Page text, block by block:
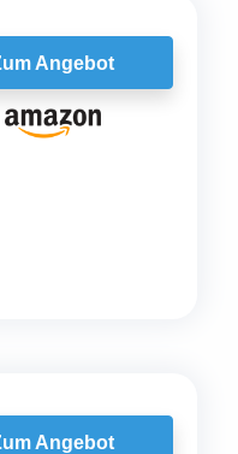
Angebot
Angebot